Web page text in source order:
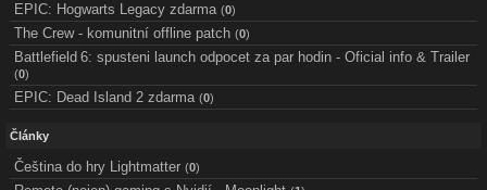
EPIC: Hogwarts Legacy zdarma (0)
The Crew - komunitní offline patch (0)
Battlefield 6: spusteni launch odpocet za par hodin - Oficial info & Trailer
(0)
EPIC: Dead Island 2 zdarma (0)
Články
Čeština do hry Lightmatter (0)